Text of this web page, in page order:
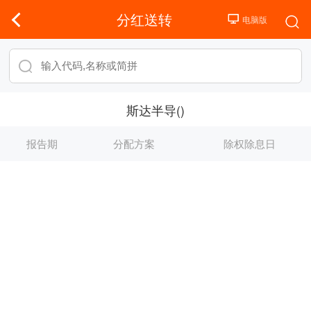
分红送转
斯达半导()
报告期 分配方案 除权除息日